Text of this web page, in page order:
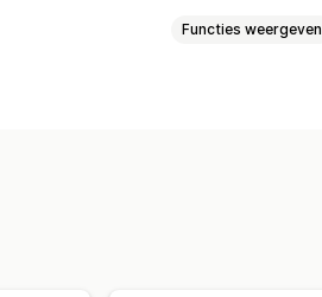
Functies weergeven